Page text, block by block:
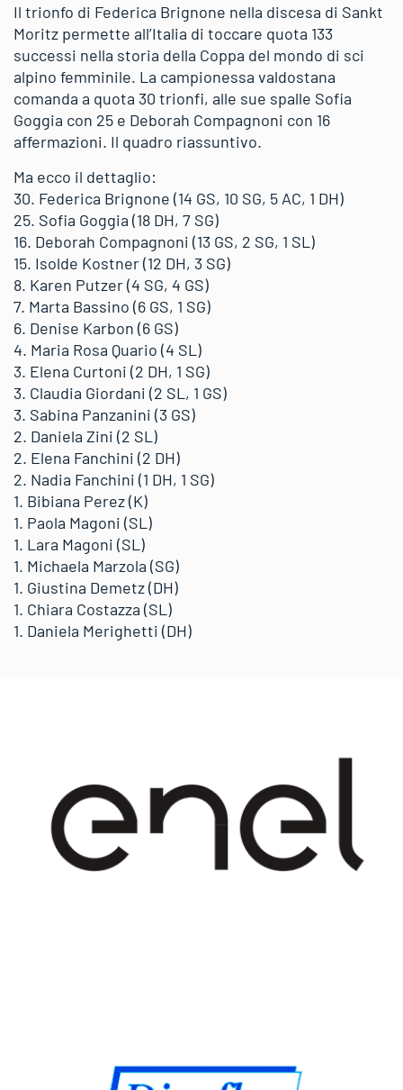
Il trionfo di Federica Brignone nella discesa di Sankt
Moritz permette all’Italia di toccare quota 133
successi nella storia della Coppa del mondo di sci
alpino femminile. La campionessa valdostana
comanda a quota 30 trionfi, alle sue spalle Sofia
Goggia con 25 e Deborah Compagnoni con 16
affermazioni. Il quadro riassuntivo.
Ma ecco il dettaglio:
30. Federica Brignone (14 GS, 10 SG, 5 AC, 1 DH)
25. Sofia Goggia (18 DH, 7 SG)
16. Deborah Compagnoni (13 GS, 2 SG, 1 SL)
15. Isolde Kostner (12 DH, 3 SG)
8. Karen Putzer (4 SG, 4 GS)
7. Marta Bassino (6 GS, 1 SG)
6. Denise Karbon (6 GS)
4. Maria Rosa Quario (4 SL)
3. Elena Curtoni (2 DH, 1 SG)
3. Claudia Giordani (2 SL, 1 GS)
3. Sabina Panzanini (3 GS)
2. Daniela Zini (2 SL)
2. Elena Fanchini (2 DH)
2. Nadia Fanchini (1 DH, 1 SG)
1. Bibiana Perez (K)
1. Paola Magoni (SL)
1. Lara Magoni (SL)
1. Michaela Marzola (SG)
1. Giustina Demetz (DH)
1. Chiara Costazza (SL)
1. Daniela Merighetti (DH)